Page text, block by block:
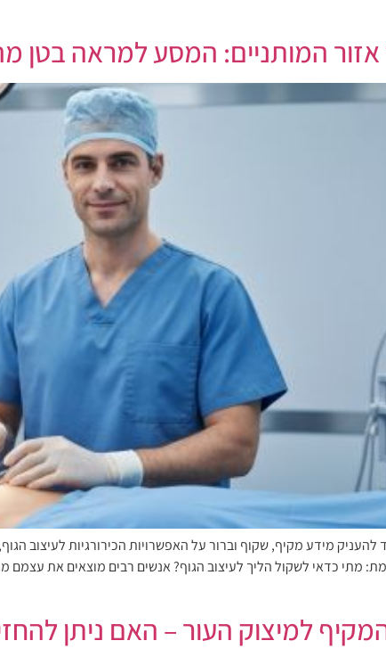
המותניים: המסע למראה בטן
מידע מקיף, שקוף וברור על האפשרויות הכירורגיות לעיצוב
מתי כדאי לשקול הליך לעיצוב הגוף? אנשים רבים מוצאים את עצמם
למיצוק העור – האם ניתן